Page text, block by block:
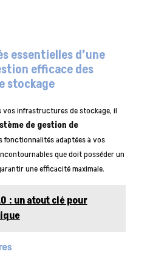
essentielles d’une
efficace des
stockage
vos infrastructures de stockage, il
de gestion de
adaptées à vos
que doit posséder un
une efficacité maximale.
: un atout clé pour